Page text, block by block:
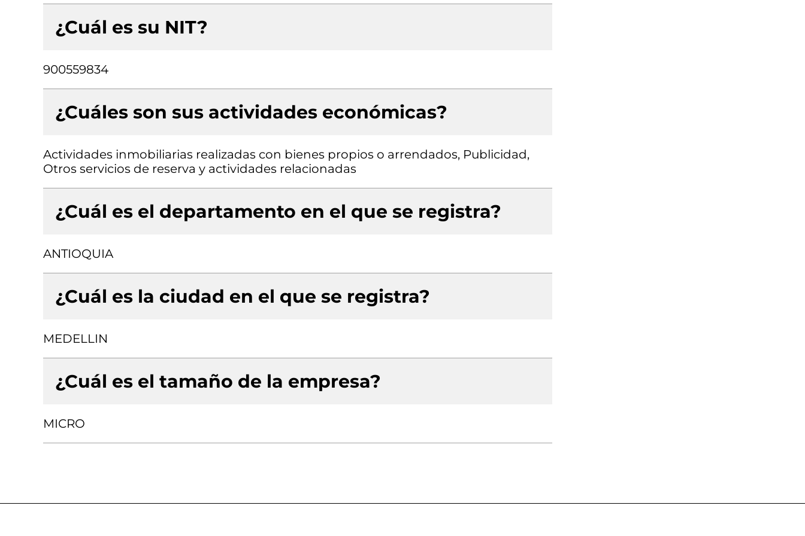
¿Cuál es su NIT?
900559834
¿Cuáles son sus actividades económicas?
Actividades inmobiliarias realizadas con bienes propios o arrendados, Publicidad,
Otros servicios de reserva y actividades relacionadas
¿Cuál es el departamento en el que se registra?
ANTIOQUIA
¿Cuál es la ciudad en el que se registra?
MEDELLIN
¿Cuál es el tamaño de la empresa?
MICRO